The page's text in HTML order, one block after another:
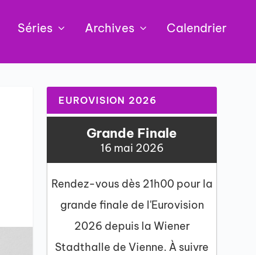
Séries Archives Calendrier
EUROVISION 2026
Grande Finale
16 mai 2026
Rendez-vous dès 21h00 pour la
grande finale de l'Eurovision
2026 depuis la Wiener
Stadthalle de Vienne. À suivre